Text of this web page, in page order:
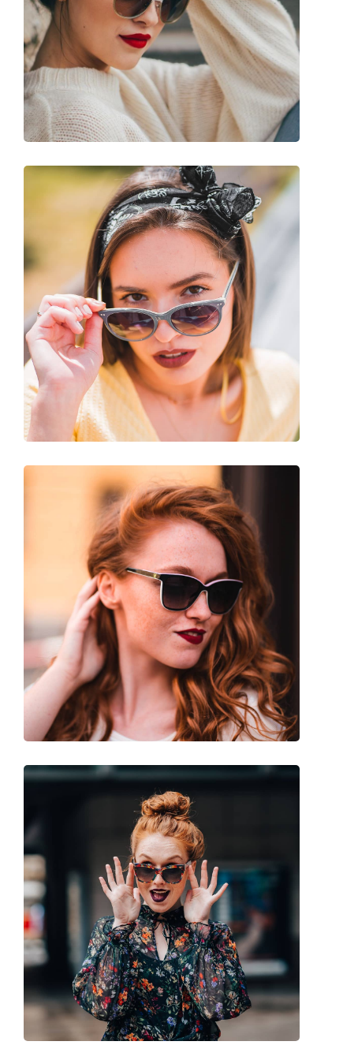
Bügellänge:
130 mm
Stegbreite:
17 mm
Gewicht:
45 g
Verstellbare Nasenpads:
Nein
Accessories
Etui:
Ja
Weiteres
Herren
Kategorie:
Sonnenbrillen
Arnette
Verwendung:
Sport
Sport:
Laufen, Wandern
Code:
0AN 4256 01/22 62